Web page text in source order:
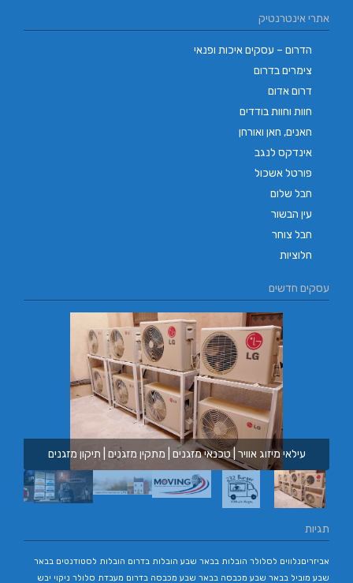
אתרי אינטרנטיק
הדרום – עסקים איכות ופנאי
צימרים בדרום
דרום אדום
חוות וחוות בודדים
חאנים, חאן ואורחן
אינדקס לנגב
פורטל אשכול
חבל שלום
עין הבשור
חבל צוחר
חלוציות
עסקים חדשים
עילאי מיזוג אוויר | טכנאי מזגנים | מתקין מזגנים | תיקון מזגנים
תגיות
אביזריםנלווים לסלולר הובלות בבאר שבע הובלות בדרום הובלות לסטודנטים בבאר
שבע מוביל בבאר שבע מכבסה בבאר שבע מכבסה בדרום מעבדת סלולר ניקוי יבש